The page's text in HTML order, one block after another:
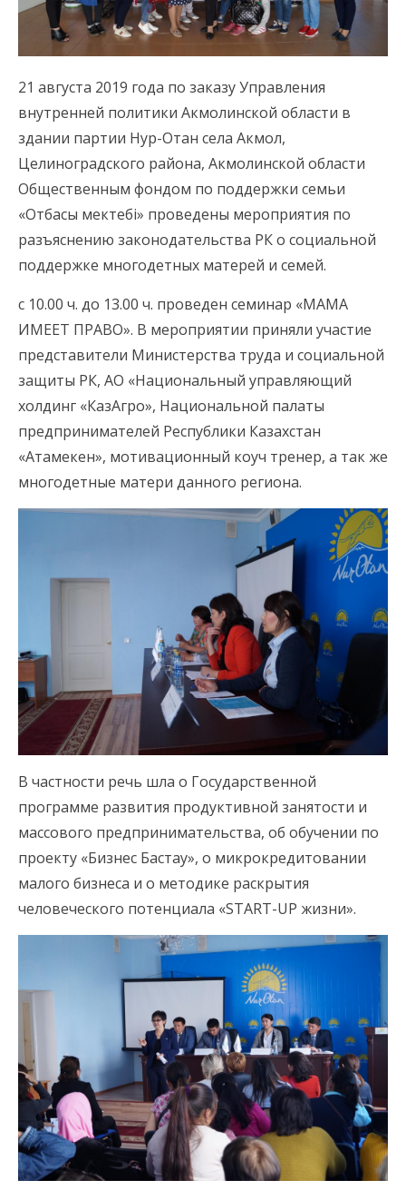
21 августа 2019 года по заказу Управления
внутренней политики Акмолинской области в
здании партии Нур-Отан села Акмол,
Целиноградского района, Акмолинской области
Общественным фондом по поддержки семьи
«Отбасы мектебі» проведены мероприятия по
разъяснению законодательства РК о социальной
поддержке многодетных матерей и семей.
с 10.00 ч. до 13.00 ч. проведен семинар «МАМА
ИМЕЕТ ПРАВО». В мероприятии приняли участие
представители Министерства труда и социальной
защиты РК, АО «Национальный управляющий
холдинг «КазАгро», Национальной палаты
предпринимателей Республики Казахстан
«Атамекен», мотивационный коуч тренер, а так же
многодетные матери данного региона.
В частности речь шла о Государственной
программе развития продуктивной занятости и
массового предпринимательства, об обучении по
проекту «Бизнес Бастау», о микрокредитовании
малого бизнеса и о методике раскрытия
человеческого потенциала «START-UP жизни».